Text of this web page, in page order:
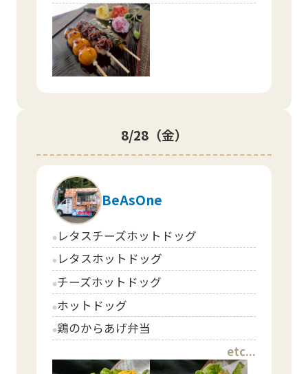
8/28（金）
BeAsOne
circle レタスチーズホットドッグ
circle レタスホットドッグ
circleチーズホットドッグ
circleホットドッグ
circle鶏のからあげ弁当
etc...